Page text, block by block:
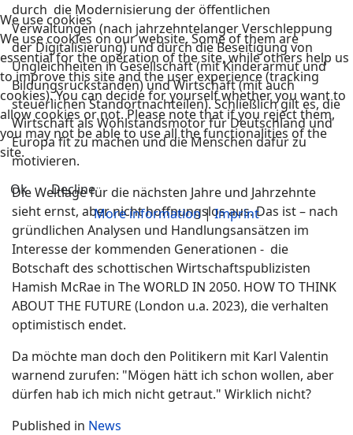
durch die Modernisierung der öffentlichen
Verwaltungen (nach jahrzehntelanger Verschleppung
der Digitalisierung) und durch die Beseitigung von
Ungleichheiten in Gesellschaft (mit Kinderarmut und
Bildungsrückständen) und Wirtschaft (mit auch
steuerlichen Standortnachteilen). Schließlich gilt es, die
Wirtschaft als Wohlstandsmotor für Deutschland und
Europa fit zu machen und die Menschen dafür zu
motivieren.
Die Weltlage für die nächsten Jahre und Jahrzehnte
sieht ernst, aber nicht hoffnungslos aus. Das ist – nach
gründlichen Analysen und Handlungsansätzen im
Interesse der kommenden Generationen - die
Botschaft des schottischen Wirtschaftspublizisten
Hamish McRae in The WORLD IN 2050. HOW TO THINK
ABOUT THE FUTURE (London u.a. 2023), die verhalten
optimistisch endet.
Da möchte man doch den Politikern mit Karl Valentin
warnend zurufen: "Mögen hätt ich schon wollen, aber
dürfen hab ich mich nicht getraut." Wirklich nicht?
Published in News
We use cookies
We use cookies on our website. Some of them are
essential for the operation of the site, while others help us
to improve this site and the user experience (tracking
cookies). You can decide for yourself whether you want to
allow cookies or not. Please note that if you reject them,
you may not be able to use all the functionalities of the
site.
Ok
Decline
More information|Imprint